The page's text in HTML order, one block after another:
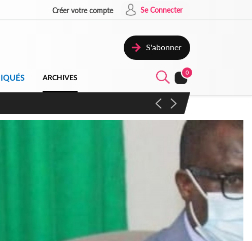
Créer votre compte Se Connecter
S'abonner
ARCHIVES
0
campagne contre les produits